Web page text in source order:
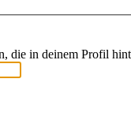
die in deinem Profil